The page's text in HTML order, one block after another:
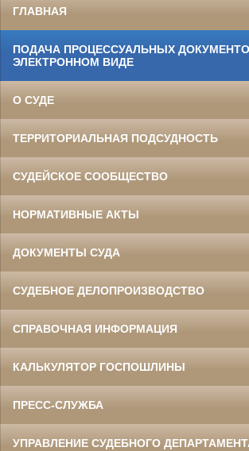
ГЛАВНАЯ
ПОДАЧА ПРОЦЕССУАЛЬНЫХ
ЭЛЕКТРОННОМ ВИДЕ
О СУДЕ
ТЕРРИТОРИАЛЬНАЯ ПОДСУДНОСТЬ
СУДЕЙСКОЕ СООБЩЕСТВО
НОРМАТИВНЫЕ АКТЫ
ДОКУМЕНТЫ СУДА
СУДЕБНОЕ ДЕЛОПРОИЗВОДСТВО
СПРАВОЧНАЯ ИНФОРМАЦИЯ
КАЛЬКУЛЯТОР ГОСПОШЛИНЫ
ПРЕСС-СЛУЖБА
УПРАВЛЕНИЕ СУДЕБНОГО